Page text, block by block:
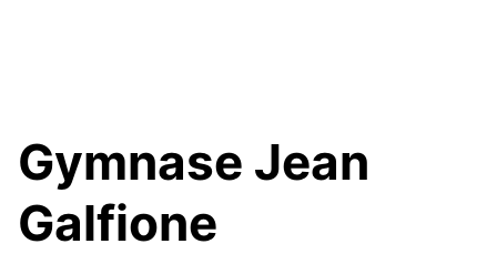
Gymnase Jean
Galfione